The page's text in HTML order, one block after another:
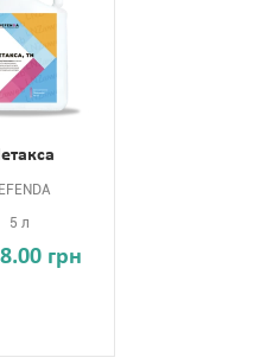
5 л
грн